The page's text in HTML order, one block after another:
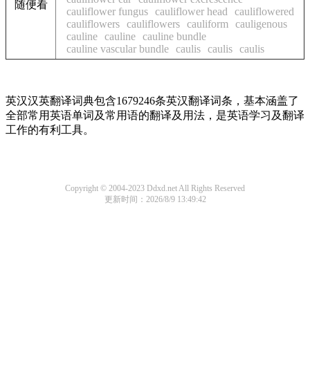
随便看
cauliflower fungus cauliflower head
cauliflowered
cauliflowers cauliflowers cauliform
cauligenous
cauline cauline cauline bundle
cauline vascular bundle caulis caulis caulis
英汉汉英翻译词典包含1679246条英汉翻译词条，基本涵盖了
全部常用英语单词及常用语的翻译及用法，是英语学习及翻译
工作的有利工具。
Copyright © 2004-2023 Ddxd.net All Rights Reserved
更新时间：2026/8/9 13:49:42